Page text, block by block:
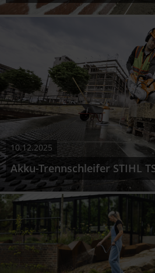
10.12.2025
Akku-Trennschleifer STIHL